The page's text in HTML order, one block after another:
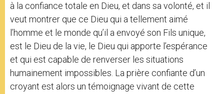
à la confiance totale en Dieu, et dans sa volonté, et il
veut montrer que ce Dieu qui a tellement aimé
l’homme et le monde qu’il a envoyé son Fils unique,
est le Dieu de la vie, le Dieu qui apporte l’espérance
et qui est capable de renverser les situations
humainement impossibles. La prière confiante d’un
croyant est alors un témoignage vivant de cette